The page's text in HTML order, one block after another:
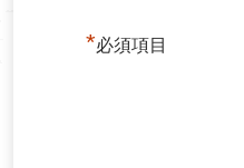
*必須項目